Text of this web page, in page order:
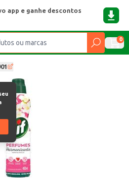
app e ganhe descontos
0